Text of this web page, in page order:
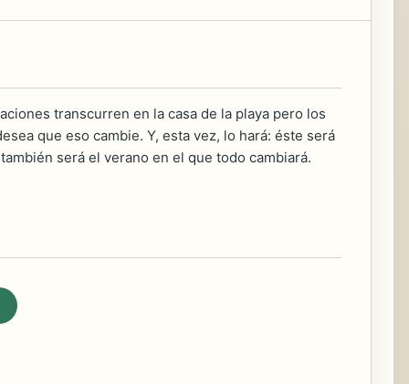
transcurren en la casa de la playa pero los
que eso cambie. Y, esta vez, lo hará: éste será
será el verano en el que todo cambiará.